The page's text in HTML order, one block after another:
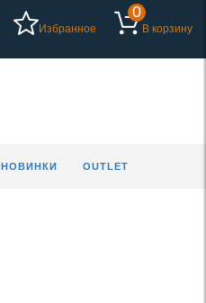
Избранное
0
В корзину
НОВИНКИ OUTLET